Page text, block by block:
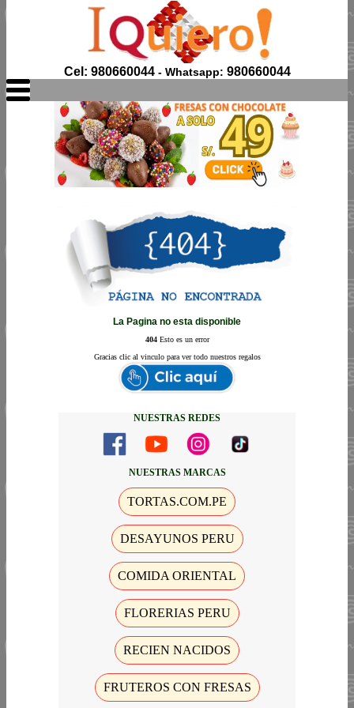
Cel: 980660044- Whatsapp: 980660044
La Pagina no esta disponible
404Esto es un error
Gracias clic al vinculo para ver todo nuestros regalos
NUESTRAS REDES
NUESTRAS MARCAS
TORTAS.COM.PE
DESAYUNOS PERU
COMIDA ORIENTAL
FLORERIAS PERU
RECIEN NACIDOS
FRUTEROS CON FRESAS